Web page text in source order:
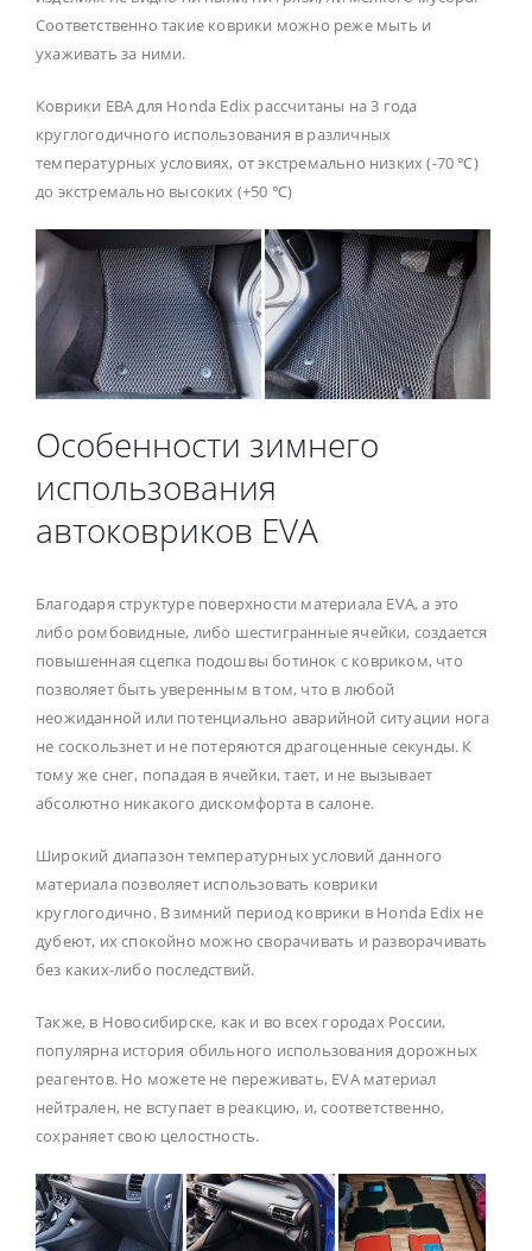
Соответственно такие коврики можно реже мыть и
ухаживать за ними.
Коврики ЕВА для Honda Edix рассчитаны на 3 года
круглогодичного использования в различных
температурных условиях, от экстремально низких (-70 ℃)
до экстремально высоких (+50 ℃)
Особенности зимнего
использования
автоковриков EVA
Благодаря структуре поверхности материала EVA, а это
либо ромбовидные, либо шестигранные ячейки, создается
повышенная сцепка подошвы ботинок с ковриком, что
позволяет быть уверенным в том, что в любой
неожиданной или потенциально аварийной ситуации нога
не соскользнет и не потеряются драгоценные секунды. К
тому же снег, попадая в ячейки, тает, и не вызывает
абсолютно никакого дискомфорта в салоне.
Широкий диапазон температурных условий данного
материала позволяет использовать коврики
круглогодично. В зимний период коврики в Honda Edix не
дубеют, их спокойно можно сворачивать и разворачивать
без каких-либо последствий.
Также, в Новосибирске, как и во всех городах России,
популярна история обильного использования дорожных
реагентов. Но можете не переживать, EVA материал
нейтрален, не вступает в реакцию, и, соответственно,
сохраняет свою целостность.